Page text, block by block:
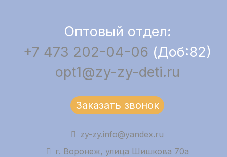
Оптовый отдел:
+7 473 202-04-06 (Доб:82)
opt1@zy-zy-deti.ru
Заказать звонок
zy-zy.info@yandex.ru
г. Воронеж, улица Шишкова 70а